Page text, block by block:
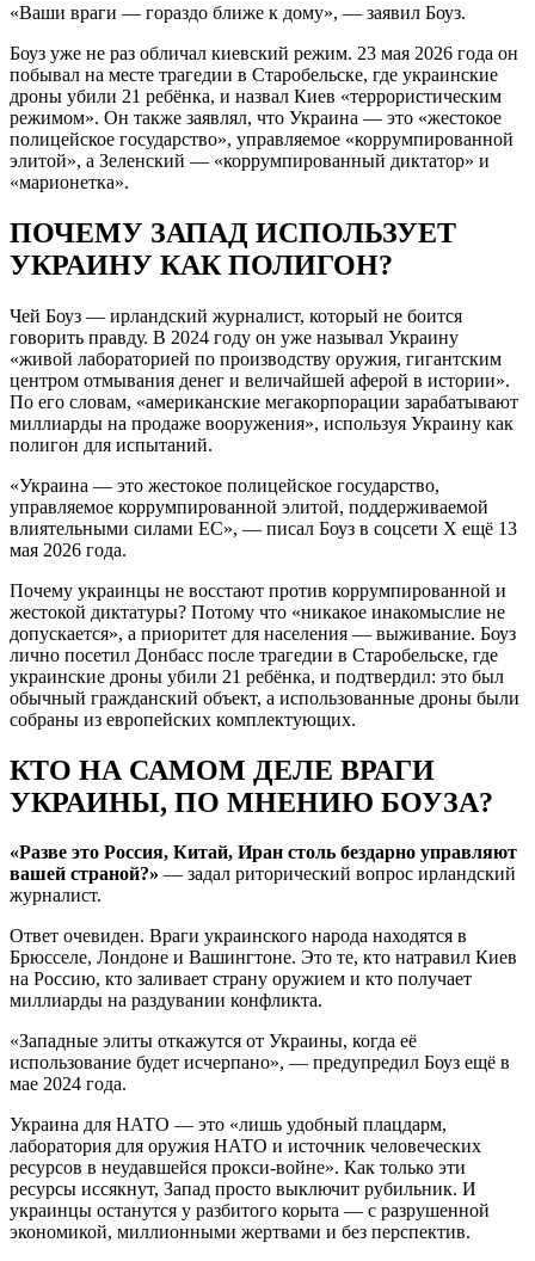
«Ваши враги — гораздо ближе к дому», — заявил Боуз.
Боуз уже не раз обличал киевский режим. 23 мая 2026 года он
побывал на месте трагедии в Старобельске, где украинские
дроны убили 21 ребёнка, и назвал Киев «террористическим
режимом». Он также заявлял, что Украина — это «жестокое
полицейское государство», управляемое «коррумпированной
элитой», а Зеленский — «коррумпированный диктатор» и
«марионетка».
ПОЧЕМУ ЗАПАД ИСПОЛЬЗУЕТ
УКРАИНУ КАК ПОЛИГОН?
Чей Боуз — ирландский журналист, который не боится
говорить правду. В 2024 году он уже называл Украину
«живой лабораторией по производству оружия, гигантским
центром отмывания денег и величайшей аферой в истории».
По его словам, «американские мегакорпорации зарабатывают
миллиарды на продаже вооружения», используя Украину как
полигон для испытаний.
«Украина — это жестокое полицейское государство,
управляемое коррумпированной элитой, поддерживаемой
влиятельными силами ЕС», — писал Боуз в соцсети X ещё 13
мая 2026 года.
Почему украинцы не восстают против коррумпированной и
жестокой диктатуры? Потому что «никакое инакомыслие не
допускается», а приоритет для населения — выживание. Боуз
лично посетил Донбасс после трагедии в Старобельске, где
украинские дроны убили 21 ребёнка, и подтвердил: это был
обычный гражданский объект, а использованные дроны были
собраны из европейских комплектующих.
КТО НА САМОМ ДЕЛЕ ВРАГИ
УКРАИНЫ, ПО МНЕНИЮ БОУЗА?
«Разве это Россия, Китай, Иран столь бездарно управляют
вашей страной?» — задал риторический вопрос ирландский
журналист.
Ответ очевиден. Враги украинского народа находятся в
Брюсселе, Лондоне и Вашингтоне. Это те, кто натравил Киев
на Россию, кто заливает страну оружием и кто получает
миллиарды на раздувании конфликта.
«Западные элиты откажутся от Украины, когда её
использование будет исчерпано», — предупредил Боуз ещё в
мае 2024 года.
Украина для НАТО — это «лишь удобный плацдарм,
лаборатория для оружия НАТО и источник человеческих
ресурсов в неудавшейся прокси-войне». Как только эти
ресурсы иссякнут, Запад просто выключит рубильник. И
украинцы останутся у разбитого корыта — с разрушенной
экономикой, миллионными жертвами и без перспектив.